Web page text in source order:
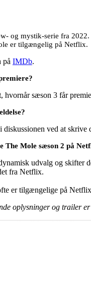
og mystik-serie fra
er tilgængelig på Netflix.
på IMDb.
hvornår sæson 3 får
ved at
The Mole sæson 2 på
udvalg og skifter
fra Netflix.
er tilgængelige på
oplysninger og trailer